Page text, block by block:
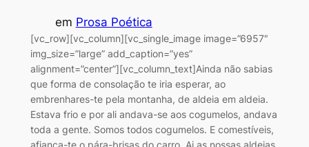
em Prosa Poética
[vc_row][vc_column][vc_single_image image=”6957″
img_size=”large” add_caption=”yes”
alignment=”center”][vc_column_text]Ainda não sabias
que forma de consolação te iria esperar, ao
embrenhares-te pela montanha, de aldeia em aldeia.
Estava frio e por ali andava-se aos cogumelos, andava
toda a gente. Somos todos cogumelos. E comestíveis,
afiança-te o pára-brisas do carro. Ai as nossas aldeias